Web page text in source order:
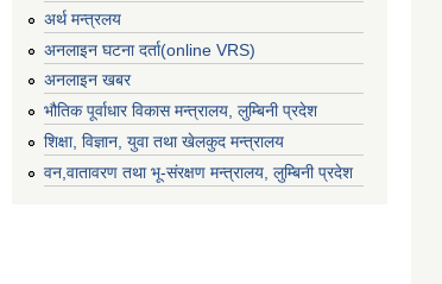
अर्थ मन्त्रलय
अनलाइन घटना दर्ता(online VRS)
अनलाइन खबर
भौतिक पूर्वाधार विकास मन्त्रालय, लुम्बिनी प्रदेश
शिक्षा, विज्ञान, युवा तथा खेलकुद मन्‍‍त्रालय
वन,वातावरण तथा भू-संरक्षण मन्त्रालय, लुम्बिनी प्रदेश